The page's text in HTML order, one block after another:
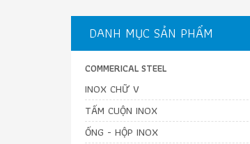
DANH MỤC SẢN PHẨM
COMMERICAL STEEL
INOX CHỮ V
TẤM CUỘN INOX
ỐNG - HỘP INOX